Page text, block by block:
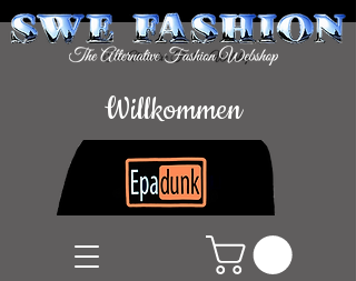
Willkommen